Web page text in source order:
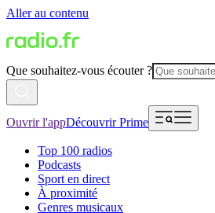
Aller au contenu
Que souhaitez-vous écouter ?
Ouvrir l'appDécouvrir Prime
Top 100 radios
Podcasts
Sport en direct
À proximité
Genres musicaux